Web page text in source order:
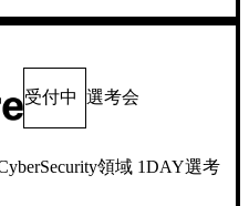
受付中 選考会
領域 1DAY選考